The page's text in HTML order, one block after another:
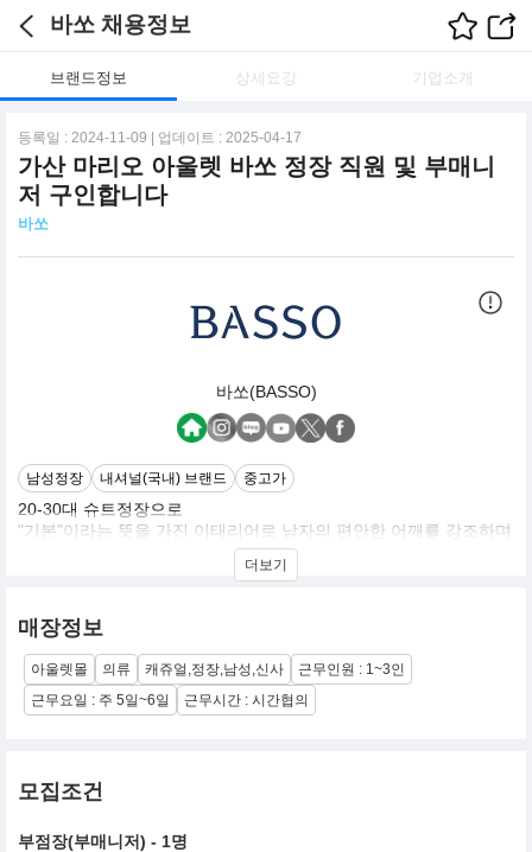
바쏘 채용정보
브랜드정보 상세요강 기업소개
등록일 : 2024-11-09 | 업데이트 : 2025-04-17
가산 마리오 아울렛 바쏘 정장 직원 및 부매니
저 구인합니다
바쏘
바쏘(BASSO)
남성정장 내셔널(국내) 브랜드 중고가
20-30대 슈트정장으로
"기본"이라는 뜻을 가진 이태리어로 남자의 편안한 어깨를 강조하며
그것을 기본으로 개성있는 패션 LIFE를 창조합니다.
고감각의 ITALIAN MODE를 바탕으로 soft하고 세련된 실루엣을 가
simple함을 추구합니다.
더보기
매장정보
아울렛몰 의류 캐쥬얼,정장,남성,신사
근무인원 : 1~3인
근무요일 : 주 5일~6일
근무시간 : 시간협의
모집조건
부점장(부매니저) - 1명